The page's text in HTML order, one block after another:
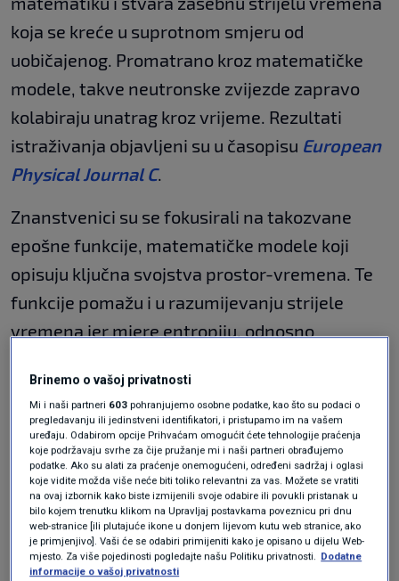
koja se kreće u suprotnom smjeru od
uobičajenog. Promatrano kroz matematičke
modele, takve neutronske zvijezde zapravo
kolabiraju unatrag kroz vrijeme. Rezultati
istraživanja objavljeni su u časopisu European
Physical Journal C.
Znanstvenici su se fokusirali na takozvane
epošne funkcije, matematičke modele koji
opisuju ključna svojstva prostor-vremena. Te
funkcije pomažu i u razumijevanju strijele
vremena jer mjere entropiju, odnosno
neuređeno stanje.
Misteriozni radiosignal iz svemira
ponavljao se svakih 36 minuta
tijekom osam dana. Astronomi
zbunjeni
ZNANOST 8. svi.
Senzori za potrese otkrili nešto
sasvim novo, a na Zemlju dolazi iz
svemira
Brinemo o vašoj privatnosti
Mi i naši partneri 603 pohranjujemo osobne podatke, kao što su podaci o
pregledavanju ili jedinstveni identifikatori, i pristupamo im na vašem
uređaju. Odabirom opcije Prihvaćam omogućit ćete tehnologije praćenja
koje podržavaju svrhe za čije pružanje mi i naši partneri obrađujemo
podatke. Ako su alati za praćenje onemogućeni, određeni sadržaj i oglasi
koje vidite možda više neće biti toliko relevantni za vas. Možete se vratiti
na ovaj izbornik kako biste izmijenili svoje odabire ili povukli pristanak u
bilo kojem trenutku klikom na Upravljaj postavkama poveznicu pri dnu
web-stranice [ili plutajuće ikone u donjem lijevom kutu web stranice, ako
je primjenjivo]. Vaši će se odabiri primijeniti kako je opisano u dijelu Web-
mjesto. Za više pojedinosti pogledajte našu Politiku privatnosti. Dodatne
informacije o vašoj privatnosti